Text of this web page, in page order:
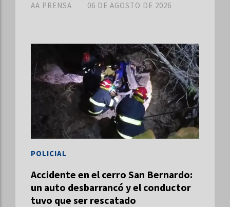
AA PRENSA 06 DE AGOSTO DE 2026
Accidente en el cerro San Bernardo:
un auto desbarrancó y el conductor
tuvo que ser rescatado
POLICIAL